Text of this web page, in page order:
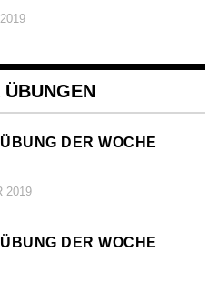
DER WOCHE (
2019
DER WOCHE (